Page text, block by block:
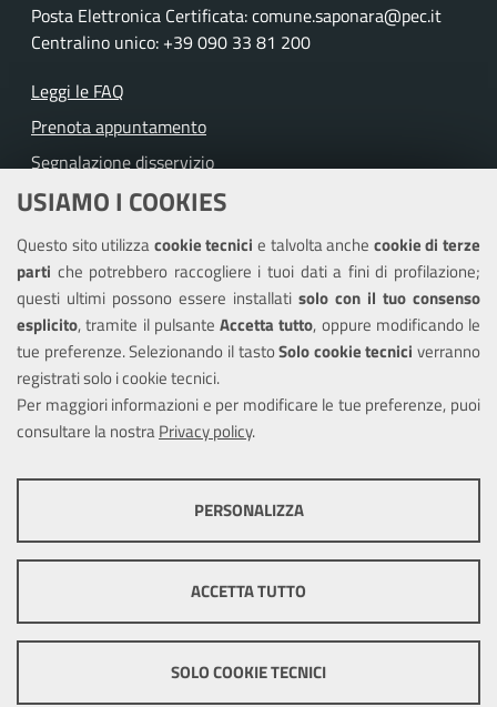
USIAMO I COOKIES
Questo sito utilizzacookie tecnicie talvolta anche cookie di terze
parti che potrebbero raccogliere i tuoi dati a fini di profilazione;
questi ultimi possono essere installati solo con il tuo consenso
esplicito, tramite il pulsante Accetta tutto, oppure modificando le
tue preferenze. Selezionando il tastoSolo cookie tecnici verranno
registrati solo i cookie tecnici.
Per maggiori informazioni e per modificare le tue preferenze, puoi
consultare la nostraPrivacy policy.
ottimale per ogni utente. Essi non raccolgono i tuoi dati e le tue
informazioni di navigazione per scopi di marketing e profilazione, e
pertanto possono essere utilizzati senza bisogno di acquisire il tuo
PERSONALIZZA
ACCETTA TUTTO
SOLO COOKIE TECNICI
Posta Elettronica Certificata: comune.saponara@pec.it
Centralino unico: +39 090 33 81 200
Leggi le FAQ
Prenota appuntamento
Segnalazione disservizio
Richiesta assistenza
Amministrazione trasparente
Informativa privacy
Note legali
Piano di miglioramento del sito
Dichiarazione di accessibilità
Mappa del sito
Cookie